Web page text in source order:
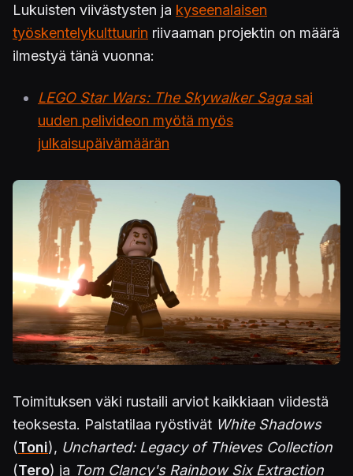
Lukuisten viivästysten ja kyseenalaisen
työskentelykulttuurin riivaaman projektin on määrä
ilmestyä tänä vuonna:
LEGO Star Wars: The Skywalker Sagasai
uuden pelivideon myötä myös
julkaisupäivämäärän
Toimituksen väki rustaili arviot kaikkiaan viidestä
teoksesta. Palstatilaa ryöstivät White Shadows
(Toni), Uncharted: Legacy of Thieves Collection
(Tero) ja Tom Clancy's Rainbow Six Extraction